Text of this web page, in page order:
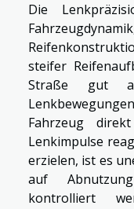
Die
steifer
Straße gut
Fahrzeug
Lenkimpulse
erzielen, ist es
auf
kontrolliert